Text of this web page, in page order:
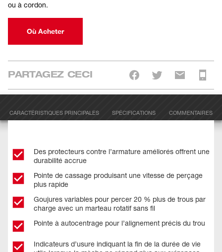
ou à cordon.
Où Acheter
PARTAGEZ CECI
CARACTÉRISTIQUES PRINCIPALES SPÉCIFICATIONS COMMENTAIRES
Des protecteurs contre l’armature améliorés offrent une
durabilité accrue
Pointe de cassage produisant une vitesse de perçage
plus rapide
Goujures variables pour percer 20 % plus de trous par
charge avec un marteau rotatif sans fil
Pointe à autocentrage pour l’alignement précis du trou
Indicateurs d’usure indiquant la fin de la durée de vie